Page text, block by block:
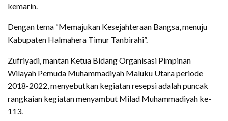
kemarin.
Dengan tema “Memajukan Kesejahteraan Bangsa, menuju
Kabupaten Halmahera Timur Tanbirahi”.
Zufriyadi, mantan Ketua Bidang Organisasi Pimpinan
Wilayah Pemuda Muhammadiyah Maluku Utara periode
2018-2022, menyebutkan kegiatan resepsi adalah puncak
rangkaian kegiatan menyambut Milad Muhammadiyah ke-
113.